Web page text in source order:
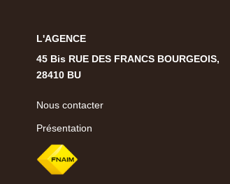
L'AGENCE
45 Bis RUE DES FRANCS BOURGEOIS,
28410 BU
Nous contacter
Présentation